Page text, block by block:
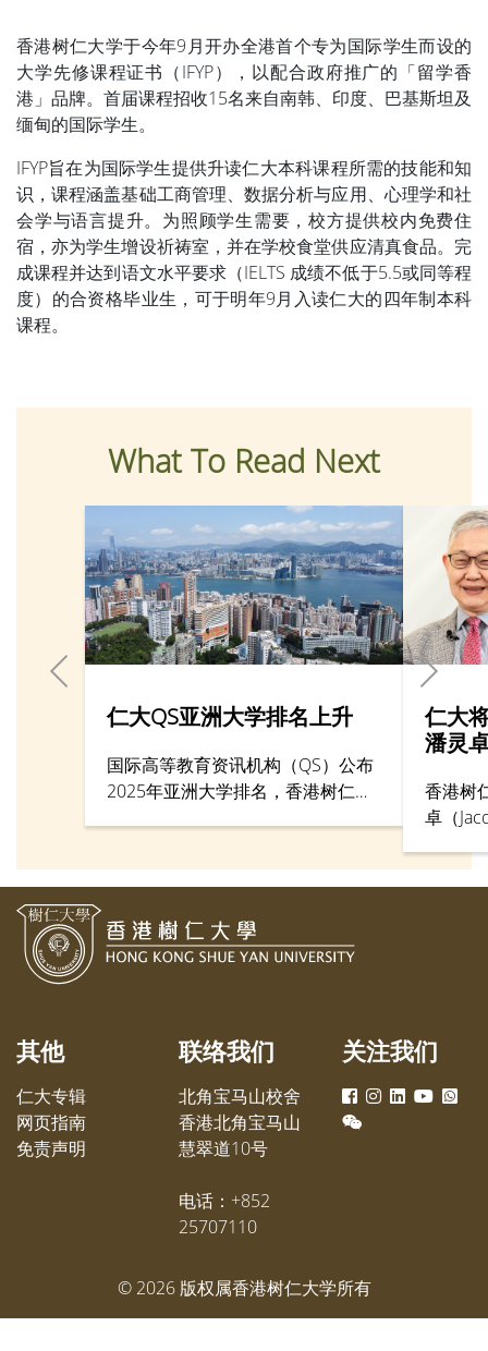
香港树仁大学于今年9月开办全港首个专为国际学生而设的
大学先修课程证书（IFYP），以配合政府推广的「留学香
港」品牌。首届课程招收15名来自南韩、印度、巴基斯坦及
缅甸的国际学生。
IFYP旨在为国际学生提供升读仁大本科课程所需的技能和知
识，课程涵盖基础工商管理、数据分析与应用、心理学和社
会学与语言提升。为照顾学生需要，校方提供校内免费住
宿，亦为学生增设祈祷室，并在学校食堂供应清真食品。完
成课程并达到语文水平要求（IELTS 成绩不低于5.5或同等程
度）的合资格毕业生，可于明年9月入读仁大的四年制本科
课程。
What To Read Next
仁大QS亚洲大学排名上升
国际高等教育资讯机构（QS）公布
2025年亚洲大学排名，香港树仁大
常鼓舞，并感谢各持分者的努力。
仁大
潘灵
香港树
卓（
地产创
理学博
其他
仁大专辑
网页指南
免责声明
联络我们
北角宝马山校舍
香港北角宝马山
慧翠道10号
电话：+852
25707110
关注我们
© 2026版权属香港树仁大学所有